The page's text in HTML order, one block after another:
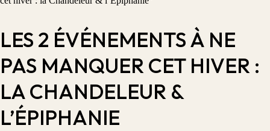
LES 2 ÉVÉNEMENTS À NE
PAS MANQUER CET HIVER :
LA CHANDELEUR &
L’ÉPIPHANIE